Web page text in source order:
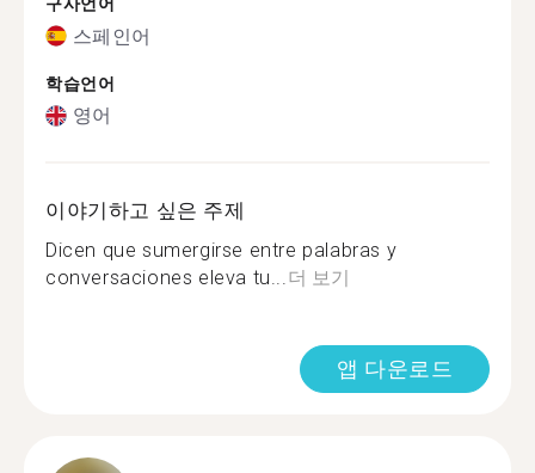
구사언어
스페인어
학습언어
영어
이야기하고 싶은 주제
Dicen que sumergirse entre palabras y
conversaciones eleva tu...더 보기
앱 다운로드